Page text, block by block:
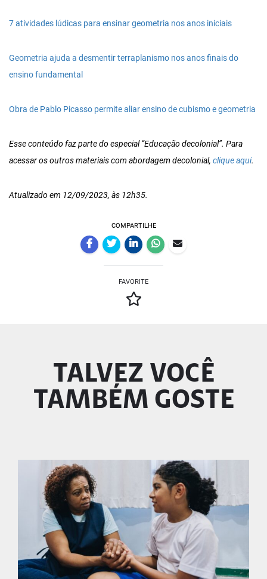
7 atividades lúdicas para ensinar geometria nos anos iniciais
Geometria ajuda a desmentir terraplanismo nos anos finais do
ensino fundamental
Obra de Pablo Picasso permite aliar ensino de cubismo e geometria
Esse conteúdo faz parte do especial “Educação decolonial”. Para
acessar os outros materiais com abordagem decolonial, clique aqui.
Atualizado em 12/09/2023, às 12h35.
COMPARTILHE
FAVORITE
TALVEZ VOCÊ
TAMBÉM GOSTE